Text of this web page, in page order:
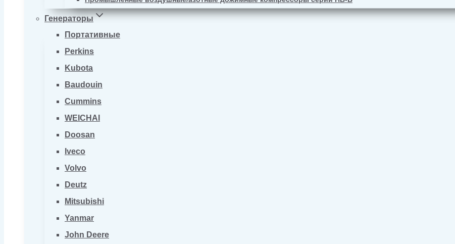
Генераторы
Портативные
Perkins
Kubota
Baudouin
Cummins
WEICHAI
Doosan
Iveco
Volvo
Deutz
Mitsubishi
Yanmar
John Deere